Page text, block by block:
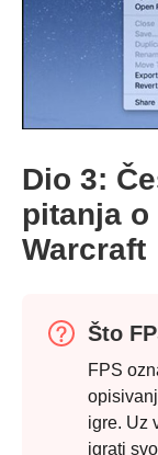
Dio 3:
pitanja
Warcraft
Što
FPS
igre. Uz
igrati